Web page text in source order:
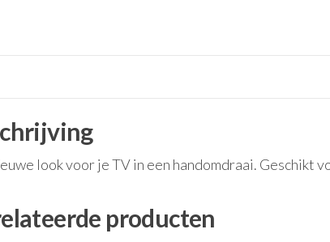
look voor je TV in een handomdraai. Geschikt
producten